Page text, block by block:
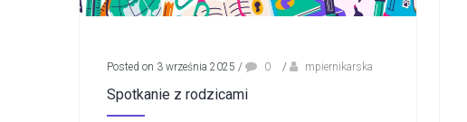
Posted on 3 września 2025 / 0 / mpiernikarska
Spotkanie z rodzicami